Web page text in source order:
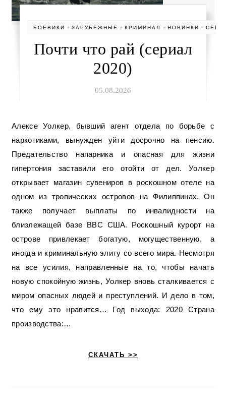
БОЕВИКИ -ЗАРУБЕЖНЫЕ -КРИМИНАЛ -НОВИНКИ -
Почти что рай (сериал
2020)
05.08.2026
Алексе Уолкер, бывший агент отдела по борьбе с
наркотиками, вынужден уйти досрочно на пенсию.
Предательство напарника и опасная для жизни
гипертония заставили его отойти от дел. Уолкер
открывает магазин сувениров в роскошном отеле на
одном из тропических островов на Филиппинах. Он
также получает выплаты по инвалидности на
близлежащей базе ВВС США. Роскошный курорт на
острове привлекает богатую, могущественную, а
иногда и криминальную элиту со всего мира. Несмотря
на все усилия, направленные на то, чтобы начать
новую спокойную жизнь, Уолкер вновь сталкивается с
миром опасных людей и преступлений. И дело в том,
что ему это нравится… Год выхода: 2020 Страна
производства:…
СКАЧАТЬ >>